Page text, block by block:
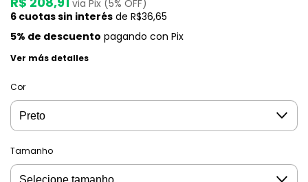
via Pix (5% OFF)
6 cuotas sin interés de R$36,65
5% de descuento pagando con Pix
Ver más detalles
Cor
Tamanho